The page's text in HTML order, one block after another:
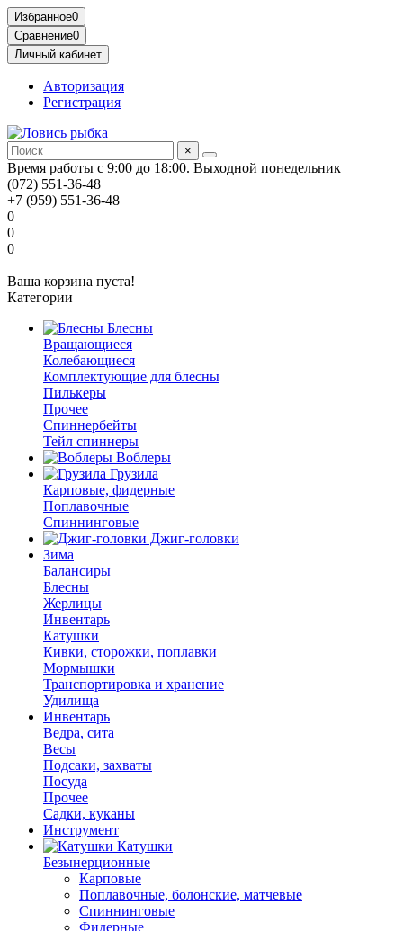
Избранное0
Сравнение0
Личный кабинет
Авторизация
Регистрация
×
Время работы с 9:00 до 18:00. Выходной понедельник
(072) 551-36-48
+7 (959) 551-36-48
0
0
0
Ваша корзина пуста!
Категории
Блесны
Вращающиеся
Колебающиеся
Комплектующие для блесны
Пилькеры
Прочее
Спиннербейты
Тейл спиннеры
Воблеры
Грузила
Карповые, фидерные
Поплавочные
Спиннинговые
Джиг-головки
Зима
Балансиры
Блесны
Жерлицы
Инвентарь
Катушки
Кивки, сторожки, поплавки
Мормышки
Транспортировка и хранение
Удилища
Инвентарь
Ведра, сита
Весы
Подсаки, захваты
Посуда
Прочее
Садки, куканы
Инструмент
Катушки
Безынерционные
Карповые
Поплавочные, болонские, матчевые
Спиннинговые
Фидерные